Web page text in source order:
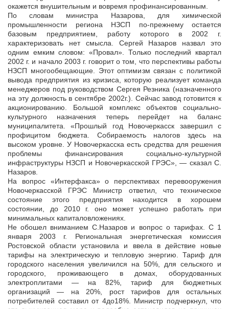
окажется внушительным и вовремя профинансированным.
По словам министра Назарова, для химической
промышленности региона НЗСП по-прежнему остается
базовым предприятием, работу которого в 2002 г.
характеризовать нет смысла. Сергей Назаров назвал это
одним емким словом: «Провал». Только последний квартал
2002 г. и начало 2003 г. говорит о том, что перспективы работы
НЗСП многообещающие. Этот оптимизм связан с политикой
вывода предприятия из кризиса, которую реализует команда
менеджеров под руководством Сергея Резника (назначенного
на эту должность в сентябре 2002г.). Сейчас завод готовится к
акционированию. Большой комплекс объектов социально-
культурного назначения теперь перейдет на баланс
муниципалитета. «Прошлый год Новочеркасск завершил с
профицитом бюджета. Собираемость налогов здесь на
высоком уровне. У Новочеркасска есть средства для решения
проблемы финансирования социально-культурной
инфраструктуры НЗСП и Новочеркасской ГРЭС», — сказал С.
Назаров.
На вопрос «Интерфакса» о перспективах перевооружения
Новочеркасской ГРЭС Министр ответил, что техническое
состояние этого предприятия находится в хорошем
состоянии, до 2010 г. оно может успешно работать при
минимальных капиталовложениях.
Не обошел вниманием С.Назаров и вопрос о тарифах. С 1
января 2003 г. Региональная энергетическая комиссия
Ростовской области установила и ввела в действие новые
тарифы на электрическую и тепловую энергию. Тариф для
городского населения увеличился на 50%, для сельского и
городского, проживающего в домах, оборудованных
электроплитами — на 82%, тариф для бюджетных
организаций — на 20%, рост тарифов для остальных
потребителей составил от 4до18%. Министр подчеркнул, что